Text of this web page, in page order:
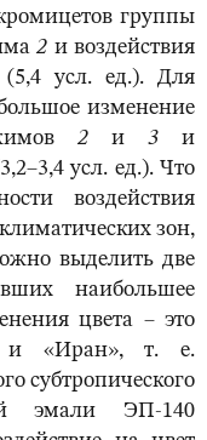
группы
2 и воздействия
усл. ед.). Для
изменение
2 и 3 и
усл. ед.). Что
воздействия
зон,
выделить две
наибольшее
цвета – это
и «Иран», т. е.
субтропического
эмали ЭП-140